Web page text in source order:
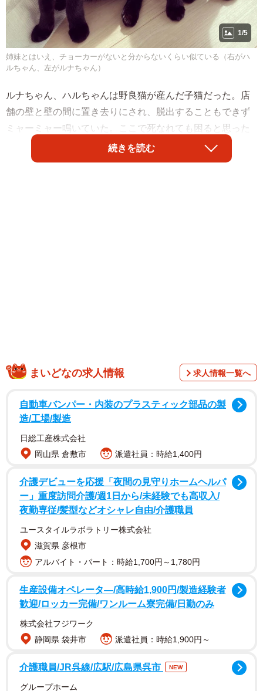
1/5
姉妹とはいえ、チョーカーがないと分からないくらい似ている（右がハ
ルちゃん、左がルナちゃん）
ルナちゃん、ハルちゃんは野良猫が産んだ子猫だった。店
舗の壁と壁の間に置き去りにされ、脱出することもできず
ミャーミャー鳴いていた。ここで死なれても困ると思った
店主が壁を一部壊して救出。店主の友人だった千阪さんが
預かった。
ぴったりくっついて眠るルナちゃん（左）、ハルちゃん（右）
2020年4月、大阪府に住む千阪さんの友人が営む飲食店と
隣の店舗との隙間に、母猫が飼育放棄した2匹の子猫がい
続きを読む
まいどなの求人情報 求人情報一覧へ
自動車バンパー・内装のプラスティック部品の製
造/工場/製造
日総工産株式会社
岡山県 倉敷市
派遣社員：時給1,400円
介護デビューを応援「夜間の見守りホームヘルパ
ー」重度訪問介護/週1日から/未経験でも高収入/
夜勤専従/髪型などオシャレ自由/介護職員
ユースタイルラボラトリー株式会社
滋賀県 彦根市
アルバイト・パート：時給1,700円～1,780円
生産設備オペレータ―/高時給1,900円/製造経験者
歓迎/ロッカー完備/ワンルーム寮完備/日勤のみ
株式会社フジワーク
静岡県 袋井市
派遣社員：時給1,900円～
介護職員/JR呉線/広駅/広島県呉市 NEW
グループホーム